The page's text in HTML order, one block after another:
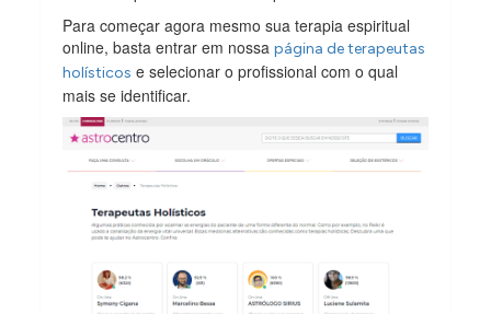
Para começar agora mesmo sua terapia espiritual
online, basta entrar em nossapágina de terapeutas
holísticos e selecionar o profissional com o qual
mais se identificar.